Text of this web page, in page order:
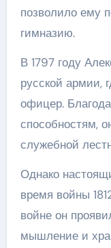
позволило ему
гимназию.
В 1797 году
русской армии,
офицер.
способностям,
служебной
Однако
время войны
войне он
мышление и